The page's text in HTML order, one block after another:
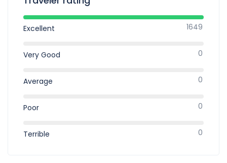
Excellent 1649
Very Good 0
Average 0
Poor 0
Terrible 0